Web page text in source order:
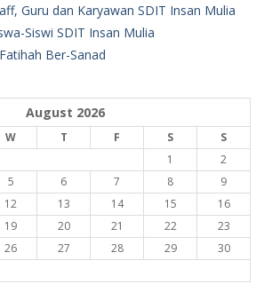
Guru dan Karyawan SDIT Insan Mulia
Siswi SDIT Insan Mulia
Ber-Sanad
August 2026
W T F S
S
1
2
5 6 7 8
9
12 13 14 15
16
19 20 21 22
23
26 27 28 29
30